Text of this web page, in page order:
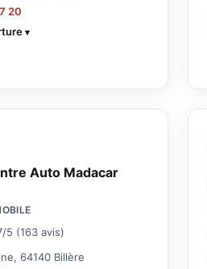
20
Auto Madacar
5 (163 avis)
64140 Billère